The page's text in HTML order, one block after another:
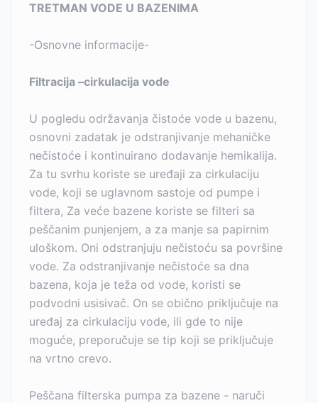
TRETMAN VODE U BAZENIMA
-Osnovne informacije-
Filtracija –cirkulacija vode
U pogledu održavanja čistoće vode u bazenu,
osnovni zadatak je odstranjivanje mehaničke
nečistoće i kontinuirano dodavanje hemikalija.
Za tu svrhu koriste se uređaji za cirkulaciju
vode, koji se uglavnom sastoje od pumpe i
filtera, Za veće bazene koriste se filteri sa
peščanim punjenjem, a za manje sa papirnim
uloškom. Oni odstranjuju nečistoću sa površine
vode. Za odstranjivanje nečistoće sa dna
bazena, koja je teža od vode, koristi se
podvodni usisivač. On se obično priključuje na
uređaj za cirkulaciju vode, ili gde to nije
moguće, preporučuje se tip koji se priključuje
na vrtno crevo.
Peščana filterska pumpa za bazene - naruči